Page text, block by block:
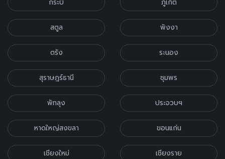
กระบี่ ภูเก็ต
สตูล พังงา
ตรัง ระนอง
สุราษฎร์ธานี ชุมพร
พัทลุง ประจวบฯ
หาดใหญ่สงขลา ขอนแก่น
เชียงใหม่ เชียงราย